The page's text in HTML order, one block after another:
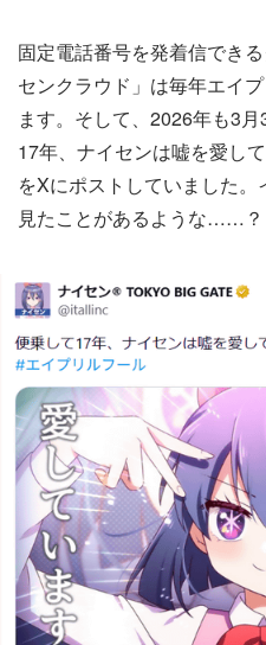
固定電話番号を発着信でき
センクラウド」は毎年エイ
ます。そして、2026年も3
17年、ナイセンは嘘を愛し
をXにポストしていました
見たことがあるような……？